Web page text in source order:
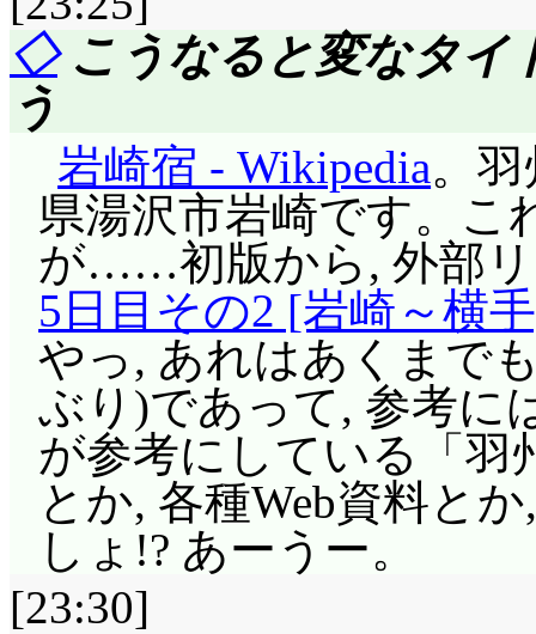
◇こうなると変なタイ
う
岩崎宿 - Wikipedia。
県湯沢市岩崎です。こ
が……初版から, 外部
5日目その2 [岩崎～横
やっ, あれはあくまで
ぶり)であって, 参考に
が参考にしている「羽
とか, 各種Web資料と
しょ!? あーうー。
[23:30]